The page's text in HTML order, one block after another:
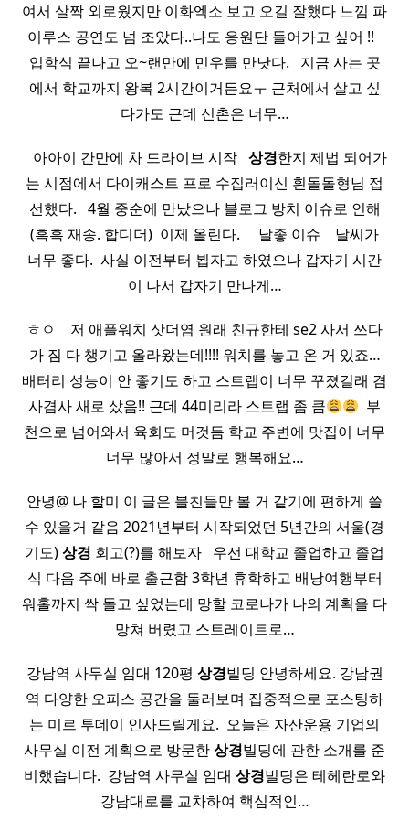
여서 살짝 외로웠지만 이화엑소 보고 오길 잘했다 느낌 파
이루스 공연도 넘 조았다..나도 응원단 들어가고 싶어 !! ​ ​
입학식 끝나고 오~랜만에 민우를 만낫다. ​ ​ 지금 사는 곳
에서 학교까지 왕복 2시간이거든요ㅜ 근처에서 살고 싶
다가도 근데 신촌은 너무…
​ ​ ​ 아아이 간만에 차 드라이브 시작 ​ ​ 상경한지 제법 되어가
는 시점에서 다이캐스트 프로 수집러이신 흰돌돌형님 접
선했다. ​ ​ 4월 중순에 만났으나 블로그 방치 이슈로 인해
(흑흑 재송. 합디더) ​ 이제 올린다. ​ ​ ​ ​ 날좋 이슈 ​ ​ ​ 날씨가
너무 좋다. ​ 사실 이전부터 뵙자고 하였으나 갑자기 시간
이 나서 갑자기 만나게…
ㅎㅇ ​ ​ ​ 저 애플워치 삿더염 원래 친규한테 se2 사서 쓰다
가 짐 다 챙기고 올라왔는데!!!! 워치를 놓고 온 거 있죠…
배터리 성능이 안 좋기도 하고 스트랩이 너무 꾸졌길래 겸
사겸사 새로 샀음!! 근데 44미리라 스트랩 좀 큼
​ 부
천으로 넘어와서 육회도 머것듬 학교 주변에 맛집이 너무
너무 많아서 정말로 행복해요…
안녕@ 나 할미 이 글은 블친들만 볼 거 같기에 편하게 쓸
수 있을거 같음 2021년부터 시작되었던 5년간의 서울(경
기도)상경 회고(?)를 해보자 ​ ​ 우선 대학교 졸업하고 졸업
식 다음 주에 바로 출근함 3학년 휴학하고 배낭여행부터
워홀까지 싹 돌고 싶었는데 망할 코로나가 나의 계획을 다
망쳐 버렸고 스트레이트로…
강남역 사무실 임대 120평 상경빌딩 안녕하세요. 강남권
역 다양한 오피스 공간을 둘러보며 집중적으로 포스팅하
는 미르 투데이 인사드릴게요. ​ 오늘은 자산운용 기업의
사무실 이전 계획으로 방문한상경빌딩에 관한 소개를 준
비했습니다. ​ 강남역 사무실 임대 상경빌딩은 테헤란로와
강남대로를 교차하여 핵심적인…